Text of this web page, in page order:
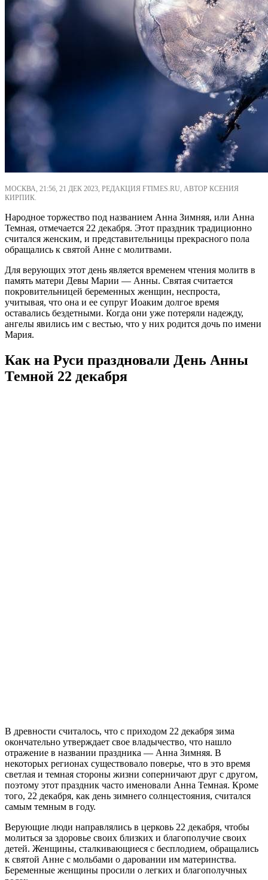
МОСКВА, 21:56, 21 ДЕК 2023, РЕДАКЦИЯ FTIMES.RU, АВТОР КСЕНИЯ
КИРПИК.
Народное торжество под названием Анна Зимняя, или Анна
Темная, отмечается 22 декабря. Этот праздник традиционно
считался женским, и представительницы прекрасного пола
обращались к святой Анне с молитвами.
Для верующих этот день является временем чтения молитв в
память матери Девы Марии — Анны. Святая считается
покровительницей беременных женщин, неспроста,
учитывая, что она и ее супруг Иоаким долгое время
оставались бездетными. Когда они уже потеряли надежду,
ангелы явились им с вестью, что у них родится дочь по имени
Мария.
Как на Руси праздновали День Анны
Темной 22 декабря
В древности считалось, что с приходом 22 декабря зима
окончательно утверждает свое владычество, что нашло
отражение в названии праздника — Анна Зимняя. В
некоторых регионах существовало поверье, что в это время
светлая и темная стороны жизни соперничают друг с другом,
поэтому этот праздник часто именовали Анна Темная. Кроме
того, 22 декабря, как день зимнего солнцестояния, считался
самым темным в году.
Верующие люди направлялись в церковь 22 декабря, чтобы
молиться за здоровье своих близких и благополучие своих
детей. Женщины, сталкивающиеся с бесплодием, обращались
к святой Анне с мольбами о даровании им материнства.
Беременные женщины просили о легких и благополучных